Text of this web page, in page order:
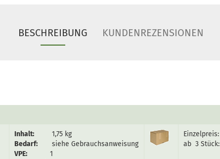
BESCHREIBUNG KUNDENREZENSIONEN
Inhalt:
1,75 kg
Bedarf:
siehe Gebrauchsanweisung
VPE:
1
Einzelpreis:
ab 3 Stück: